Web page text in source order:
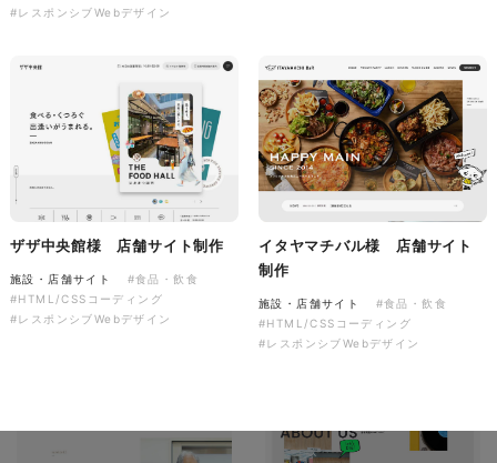
コーポレートサイト
#介護・福祉
#HTML/CSSコーディング
#レスポンシブWebデザイン
#レスポンシブWebデザイン
ザザ中央館様 店舗サイト制作
施設・店舗サイト
#食品・飲食
#HTML/CSSコーディング
#レスポンシブWebデザイン
イタヤマチバル様 店舗サイト
制作
施設・店舗サイト
#食品・飲食
#HTML/CSSコーディング
#レスポンシブWebデザイン